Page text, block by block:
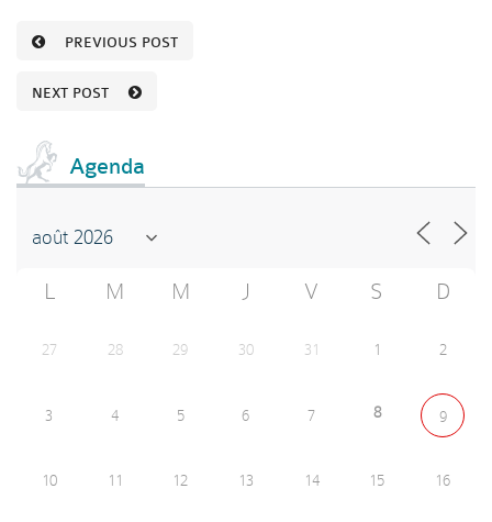
PREVIOUS POST
NEXT POST
Agenda
L M M J V S D
27 28 29 30 31 1 2
3 4 5 6 7 8 9
10 11 12 13 14 15 16